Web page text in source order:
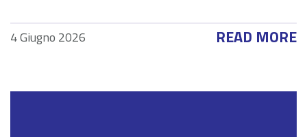
4 Giugno 2026 READ MORE